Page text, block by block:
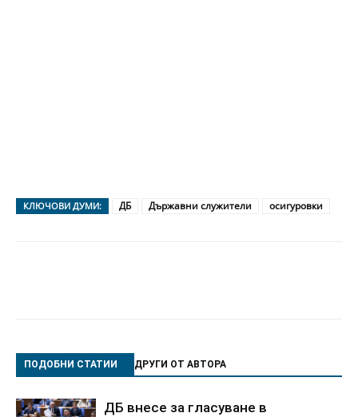
КЛЮЧОВИ ДУМИ: ДБ Държавни служители осигуровки
ПОДОБНИ СТАТИИ ДРУГИ ОТ АВТОРА
ДБ внесе за гласуване в